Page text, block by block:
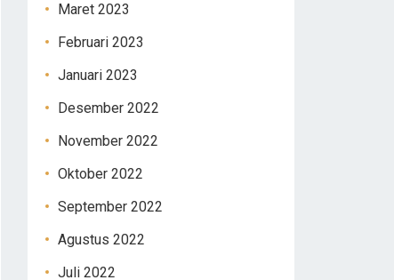
Maret 2023
Februari 2023
Januari 2023
Desember 2022
November 2022
Oktober 2022
September 2022
Agustus 2022
Juli 2022